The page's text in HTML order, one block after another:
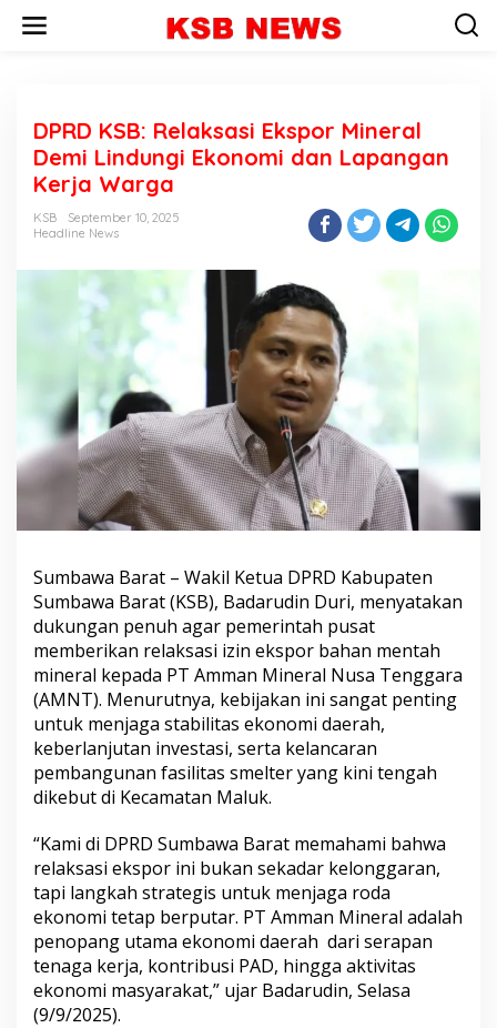
DPRD KSB: Relaksasi Ekspor Mineral
Demi Lindungi Ekonomi dan Lapangan
Kerja Warga
KSB
September 10, 2025
Headline News
Sumbawa Barat – Wakil Ketua DPRD Kabupaten
Sumbawa Barat (KSB), Badarudin Duri, menyatakan
dukungan penuh agar pemerintah pusat
memberikan relaksasi izin ekspor bahan mentah
mineral kepada PT Amman Mineral Nusa Tenggara
(AMNT). Menurutnya, kebijakan ini sangat penting
untuk menjaga stabilitas ekonomi daerah,
keberlanjutan investasi, serta kelancaran
pembangunan fasilitas smelter yang kini tengah
dikebut di Kecamatan Maluk.
“Kami di DPRD Sumbawa Barat memahami bahwa
relaksasi ekspor ini bukan sekadar kelonggaran,
tapi langkah strategis untuk menjaga roda
ekonomi tetap berputar. PT Amman Mineral adalah
penopang utama ekonomi daerah dari serapan
tenaga kerja, kontribusi PAD, hingga aktivitas
ekonomi masyarakat,” ujar Badarudin, Selasa
(9/9/2025).